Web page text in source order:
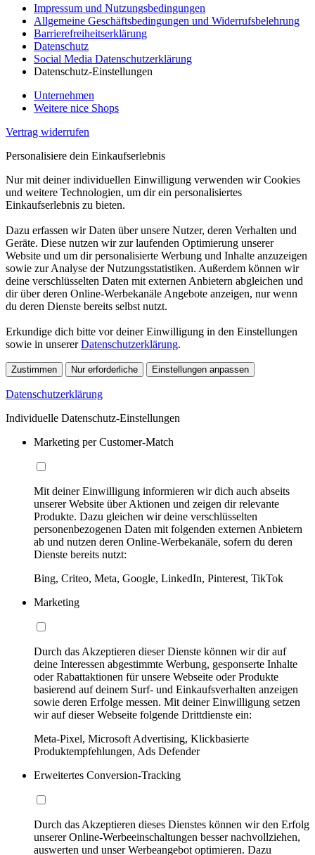
Impressum und Nutzungsbedingungen
Allgemeine Geschäftsbedingungen und Widerrufsbelehrung
Barrierefreiheitserklärung
Datenschutz
Social Media Datenschutzerklärung
Datenschutz-Einstellungen
Unternehmen
Weitere nice Shops
Vertrag widerrufen
Personalisiere dein Einkaufserlebnis
Nur mit deiner individuellen Einwilligung verwenden wir Cookies
und weitere Technologien, um dir ein personalisiertes
Einkaufserlebnis zu bieten.
Dazu erfassen wir Daten über unsere Nutzer, deren Verhalten und
Geräte. Diese nutzen wir zur laufenden Optimierung unserer
Website und um dir personalisierte Werbung und Inhalte anzuzeigen
sowie zur Analyse der Nutzungsstatistiken. Außerdem können wir
deine verschlüsselten Daten mit externen Anbietern abgleichen und
dir über deren Online-Werbekanäle Angebote anzeigen, nur wenn
du deren Dienste bereits selbst nutzt.
Erkundige dich bitte vor deiner Einwilligung in den Einstellungen
sowie in unsererDatenschutzerklärung.
Zustimmen Nur erforderliche Einstellungen anpassen
Datenschutzerklärung
Individuelle Datenschutz-Einstellungen
Marketing per Customer-Match
Mit deiner Einwilligung informieren wir dich auch abseits
unserer Website über Aktionen und zeigen dir relevante
Produkte. Dazu gleichen wir deine verschlüsselten
personenbezogenen Daten mit folgenden externen Anbietern
ab und nutzen deren Online-Werbekanäle, sofern du deren
Dienste bereits nutzt:
Bing, Criteo, Meta, Google, LinkedIn, Pinterest, TikTok
Marketing
Durch das Akzeptieren dieser Dienste können wir dir auf
deine Interessen abgestimmte Werbung, gesponserte Inhalte
oder Rabattaktionen für unsere Webseite oder Produkte
basierend auf deinem Surf- und Einkaufsverhalten anzeigen
sowie deren Erfolge messen. Mit deiner Einwilligung setzen
wir auf dieser Webseite folgende Drittdienste ein:
Meta-Pixel, Microsoft Advertising, Klickbasierte
Produktempfehlungen, Ads Defender
Erweitertes Conversion-Tracking
Durch das Akzeptieren dieses Dienstes können wir den Erfolg
unserer Online-Werbeeinschaltungen besser nachvollziehen,
auswerten und unser Werbeangebot optimieren. Dazu